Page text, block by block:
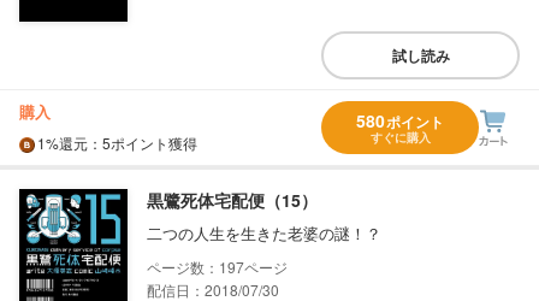
試し読み
購入
1%還元 ：5ポイント獲得
580ポイント
すぐに購入
黒鷺死体宅配便（15）
二つの人生を生きた老婆の謎！？
197
配信日：2018/07/30